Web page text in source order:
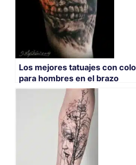
Los mejores tatuajes con
para hombres en el brazo